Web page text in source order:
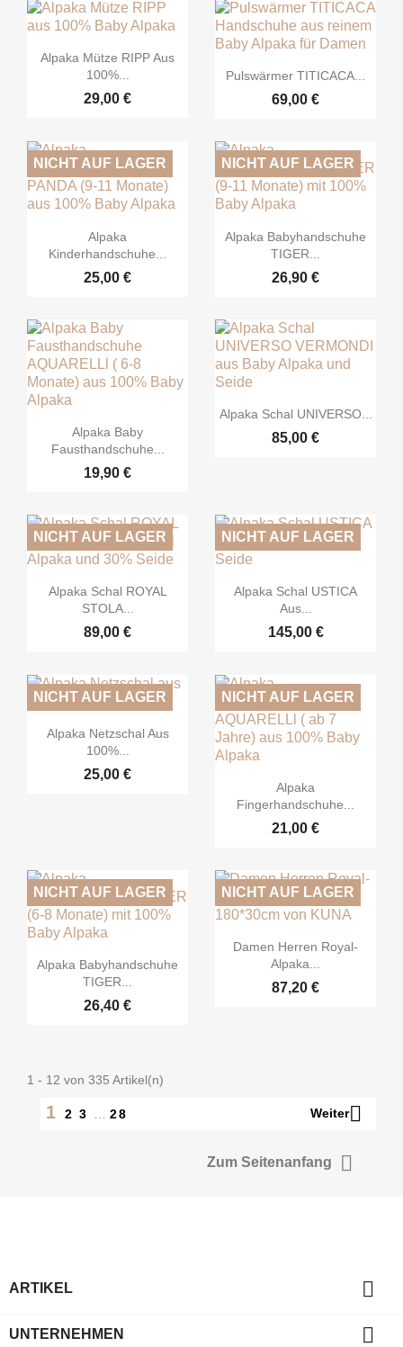
 Vorschau
Alpaka Mütze RIPP Aus
100%...
29,00 €
 Vorschau
Pulswärmer TITICACA...
69,00 €
Vorschau
Alpaka
Kinderhandschuhe...
25,00 €
NICHT AUF LAGER
 Vorschau
Alpaka Babyhandschuhe
TIGER...
26,90 €
NICHT AUF LAGER
 Vorschau
Alpaka Baby
Fausthandschuhe...
19,90 €
 Vorschau
Alpaka Schal UNIVERSO...
85,00 €
 Vorschau
Alpaka Schal ROYAL
STOLA...
89,00 €
NICHT AUF LAGER
 Vorschau
Alpaka Schal USTICA
Aus...
145,00 €
NICHT AUF LAGER
 Vorschau
Alpaka Netzschal Aus
100%...
25,00 €
NICHT AUF LAGER
Vorschau
Alpaka
Fingerhandschuhe...
21,00 €
NICHT AUF LAGER
 Vorschau
Alpaka Babyhandschuhe
TIGER...
26,40 €
NICHT AUF LAGER
 Vorschau
Damen Herren Royal-
Alpaka...
87,20 €
NICHT AUF LAGER
1 - 12 von 335 Artikel(n)
1 2 3 … 28 Weiter
Zum Seitenanfang 
ARTIKEL 
UNTERNEHMEN 